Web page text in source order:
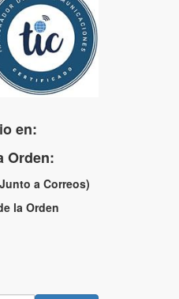
en:
a Correos)
la Orden